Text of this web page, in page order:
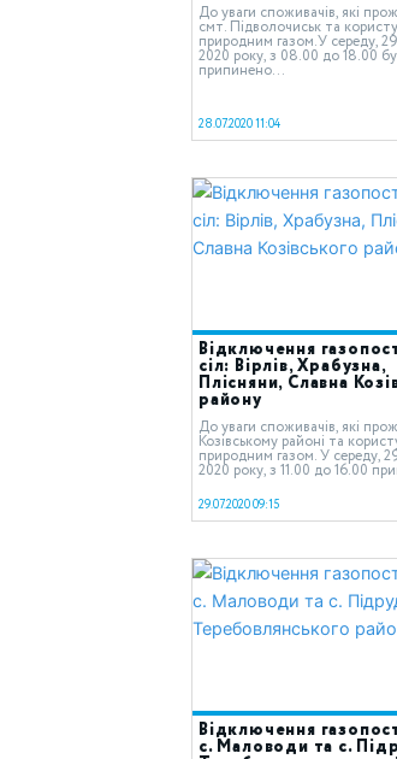
До уваги споживачів, які
смт. Підволочиськ та
природним газом.У середу,
2020 року, з 08.00 до 18.00
припинено...
28.07.2020 11:04
Відключення
сіл: Вірлів, Храбузна,
Плісняни, Славна
району
До уваги споживачів, які
Козівському районі та
природним газом. У середу,
2020 року, з 11.00 до 16.00
29.07.2020 09:15
Відключення
с. Маловоди та с.